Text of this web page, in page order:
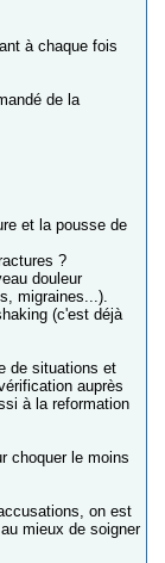
à chaque fois
de la
et la pousse de
?
douleur
migraines...).
(c'est déjà
de situations et
auprès
à la reformation
choquer le moins
on est
mieux de soigner